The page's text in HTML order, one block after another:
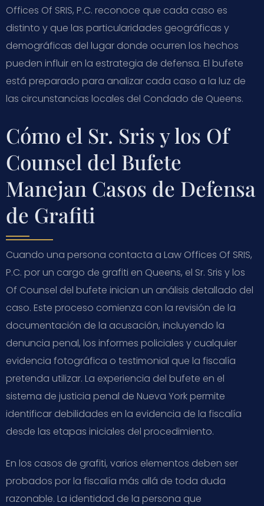
Offices Of SRIS, P.C. reconoce que cada caso es
distinto y que las particularidades geográficas y
demográficas del lugar donde ocurren los hechos
pueden influir en la estrategia de defensa. El bufete
está preparado para analizar cada caso a la luz de
las circunstancias locales del Condado de Queens.
Cómo el Sr. Sris y los Of
Counsel del Bufete
Manejan Casos de Defensa
de Grafiti
Cuando una persona contacta a Law Offices Of SRIS,
P.C. por un cargo de grafiti en Queens, el Sr. Sris y los
Of Counsel del bufete inician un análisis detallado del
caso. Este proceso comienza con la revisión de la
documentación de la acusación, incluyendo la
denuncia penal, los informes policiales y cualquier
evidencia fotográfica o testimonial que la fiscalía
pretenda utilizar. La experiencia del bufete en el
sistema de justicia penal de Nueva York permite
identificar debilidades en la evidencia de la fiscalía
desde las etapas iniciales del procedimiento.
En los casos de grafiti, varios elementos deben ser
probados por la fiscalía más allá de toda duda
razonable. La identidad de la persona que